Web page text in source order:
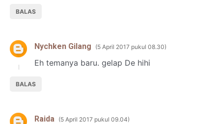
BALAS
Nychken Gilang 5 April 2017 pukul 08.30
Eh temanya baru. gelap De hihi
BALAS
Raida 5 April 2017 pukul 09.04